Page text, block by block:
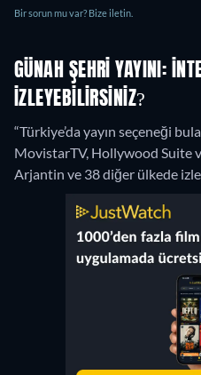
Bir sorun mu var? Bize iletin.
GÜNAH ŞEHRI YAYINI:
IZLEYEBILIRSINIZ?
“Türkiye’da yayın seçeneği
MovistarTV, Hollywood Suite
Arjantin ve 38 diğer ülkede